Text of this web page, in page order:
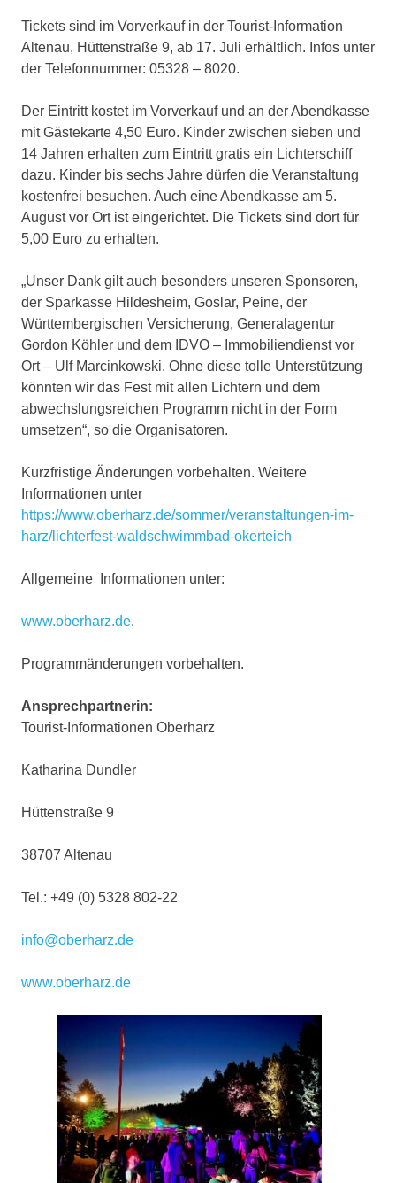
Tickets sind im Vorverkauf in der Tourist-Information
Altenau, Hüttenstraße 9, ab 17. Juli erhältlich. Infos unter
der Telefonnummer: 05328 – 8020.
Der Eintritt kostet im Vorverkauf und an der Abendkasse
mit Gästekarte 4,50 Euro. Kinder zwischen sieben und
14 Jahren erhalten zum Eintritt gratis ein Lichterschiff
dazu. Kinder bis sechs Jahre dürfen die Veranstaltung
kostenfrei besuchen. Auch eine Abendkasse am 5.
August vor Ort ist eingerichtet. Die Tickets sind dort für
5,00 Euro zu erhalten.
„Unser Dank gilt auch besonders unseren Sponsoren,
der Sparkasse Hildesheim, Goslar, Peine, der
Württembergischen Versicherung, Generalagentur
Gordon Köhler und dem IDVO – Immobiliendienst vor
Ort – Ulf Marcinkowski. Ohne diese tolle Unterstützung
könnten wir das Fest mit allen Lichtern und dem
abwechslungsreichen Programm nicht in der Form
umsetzen“, so die Organisatoren.
Kurzfristige Änderungen vorbehalten. Weitere
Informationen unter
https://www.oberharz.de/sommer/veranstaltungen-im-
harz/lichterfest-waldschwimmbad-okerteich
Allgemeine Informationen unter:
www.oberharz.de.
Programmänderungen vorbehalten.
Ansprechpartnerin:
Tourist-Informationen Oberharz
Katharina Dundler
Hüttenstraße 9
38707 Altenau
Tel.: +49 (0) 5328 802-22
info@oberharz.de
www.oberharz.de